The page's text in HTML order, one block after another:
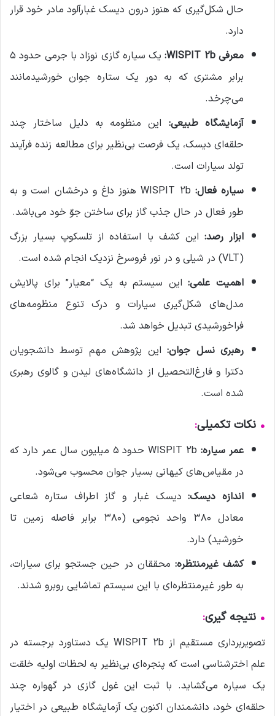
حال شکل‌گیری که هنوز درون دیسک غبارآلود مادر خود قرار
دارد.
معرفی WISPIT 2b:
یک سیاره گازی نوزاد با جرمی حدود ۵
برابر مشتری که به دور یک ستاره جوان خورشیدمانند
می‌چرخد.
آزمایشگاه طبیعی: این منظومه به دلیل ساختار چند
حلقه‌ای دیسک، یک فرصت بی‌نظیر برای مطالعه زنده فرآیند
تولد سیارات است.
سیاره فعال:
WISPIT 2b هنوز داغ و درخشان است و به
طور فعال در حال جذب گاز برای ساختن جوّ خود می‌باشد.
ابزار رصد: این کشف با استفاده از تلسکوپ بسیار بزرگ
(VLT) در شیلی و در نور فروسرخ نزدیک انجام شده است.
اهمیت علمی:این سیستم به یک “معیار” برای پالایش
مدل‌های شکل‌گیری سیارات و درک تنوع منظومه‌های
فراخورشیدی تبدیل خواهد شد.
رهبری نسل جوان:این پژوهش مهم توسط دانشجویان
دکترا و فارغ‌التحصیل از دانشگاه‌های لیدن و گالوی رهبری
شده است.
• نکات تکمیلی:
عمر سیاره:
WISPIT 2b حدود ۵ میلیون سال عمر دارد که
در مقیاس‌های کیهانی بسیار جوان محسوب می‌شود.
اندازه دیسک:دیسک غبار و گاز اطراف ستاره شعاعی
معادل ۳۸۰ واحد نجومی (۳۸۰ برابر فاصله زمین تا
خورشید) دارد.
کشف غیرمنتظره: محققان در حین جستجو برای سیارات،
به طور غیرمنتظره‌ای با این سیستم تماشایی روبرو شدند.
• نتیجه گیری:
تصویربرداری مستقیم از WISPIT 2b یک دستاورد برجسته در
علم اخترشناسی است که پنجره‌ای بی‌نظیر به لحظات اولیه خلقت
یک سیاره می‌گشاید. با ثبت این غول گازی در گهواره چند
حلقه‌ای خود، دانشمندان اکنون یک آزمایشگاه طبیعی در اختیار